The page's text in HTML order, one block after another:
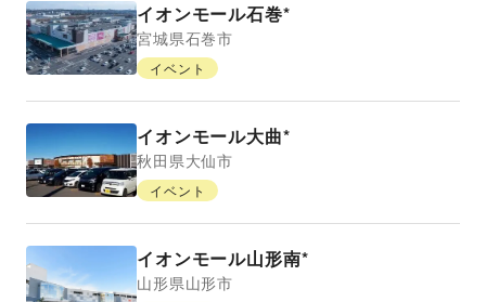
イオンモール石巻*
宮城県石巻市
イベント
イオンモール大曲*
秋田県大仙市
イベント
イオンモール山形南*
山形県山形市